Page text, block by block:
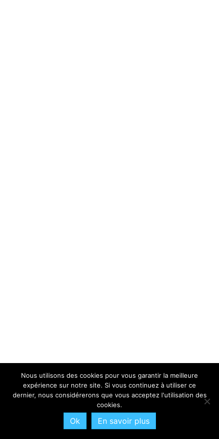
Nous utilisons des cookies pour vous garantir la meilleure
expérience sur notre site. Si vous continuez à utiliser ce
dernier, nous considérerons que vous acceptez l'utilisation des
cookies.
Ok En savoir plus